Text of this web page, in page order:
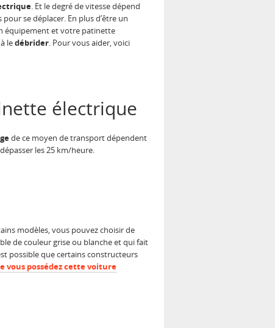
. Et le degré de vitesse dépend
se déplacer. En plus d’être un
équipement et votre patinette
ledébrider. Pour vous aider, voici
électrique
de ce moyen de transport dépendent
les 25 km/heure.
modèles, vous pouvez choisir de
de couleur grise ou blanche et qui fait
possible que certains constructeurs
vous possédez cettevoiture